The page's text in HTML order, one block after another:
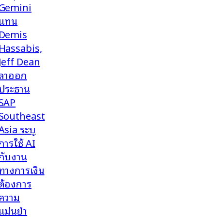
ทน
Dean
าออก
ระธาน
ระบุ
ารใช้ AI
บงาน
างการเงิน
องการ
วาม
ม่นยำ